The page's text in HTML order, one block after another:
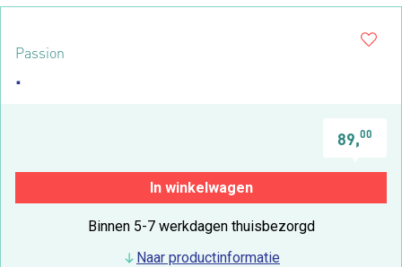
Passion
.
89,00
In winkelwagen
Binnen 5-7 werkdagen thuisbezorgd
Naar productinformatie